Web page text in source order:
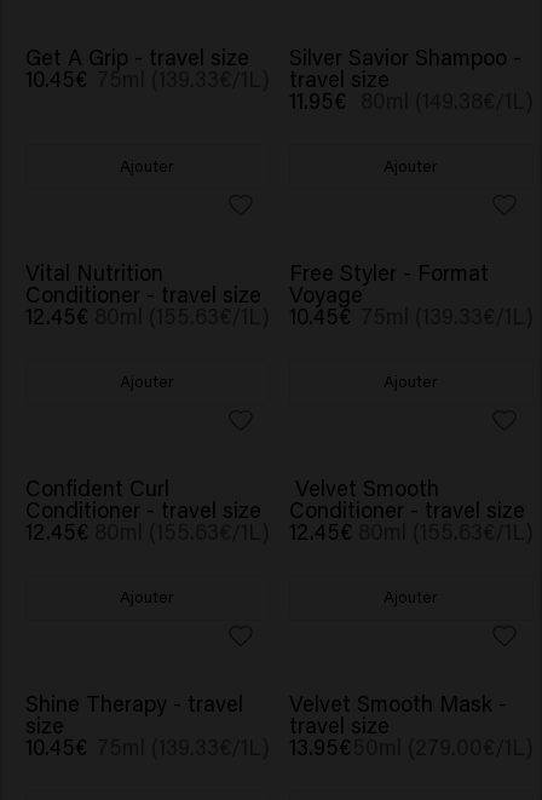
Get A Grip - travel size
10.45€ 75ml (139.33€/1L)
Ajouter
Silver Savior Shampoo -
travel size
11.95€
Ajouter
Vital Nutrition
Conditioner - travel size
12.45€
Ajouter
Free Styler - Format
Voyage
10.45€
Ajouter
Confident Curl
Conditioner - travel size
12.45€
Ajouter
Velvet Smooth
Conditioner - travel size
12.45€
Ajouter
Shine Therapy - travel
size
10.45€
Velvet Smooth Mask -
travel size
13.95€